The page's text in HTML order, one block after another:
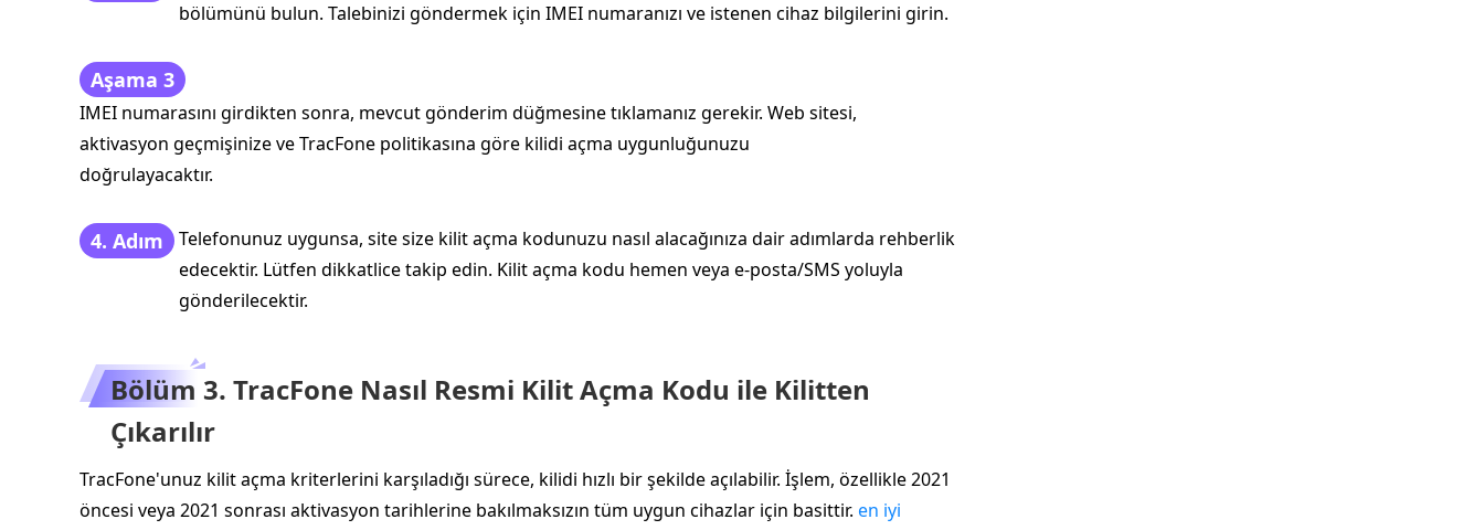
bölümünü bulun. Talebinizi göndermek için IMEI numaranızı ve istenen cihaz bilgilerini girin.
Aşama 3
IMEI numarasını girdikten sonra, mevcut gönderim düğmesine tıklamanız gerekir. Web sitesi,
aktivasyon geçmişinize ve TracFone politikasına göre kilidi açma uygunluğunuzu
doğrulayacaktır.
4. Adım
Telefonunuz uygunsa, site size kilit açma kodunuzu nasıl alacağınıza dair adımlarda rehberlik
edecektir. Lütfen dikkatlice takip edin. Kilit açma kodu hemen veya e‑posta/SMS yoluyla
gönderilecektir.
Bölüm 3. TracFone Nasıl Resmi Kilit Açma Kodu ile Kilitten
Çıkarılır
TracFone'unuz kilit açma kriterlerini karşıladığı sürece, kilidi hızlı bir şekilde açılabilir. İşlem, özellikle 2021
öncesi veya 2021 sonrası aktivasyon tarihlerine bakılmaksızın tüm uygun cihazlar için basittir. en iyi